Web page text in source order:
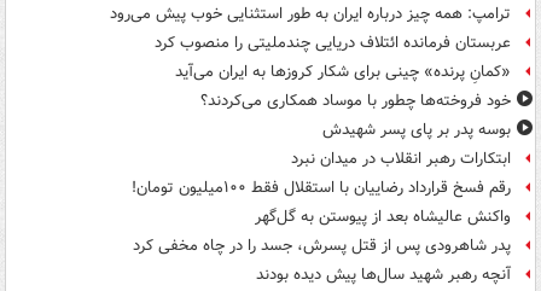
ترامپ: همه چیز درباره ایران به طور استثنایی خوب پیش می‌رود
عربستان فرمانده ائتلاف دریایی چندملیتی را منصوب کرد
«کمانِ پرنده» چینی برای شکار کروزها به ایران می‌آید
خود فروخته‌ها چطور با موساد همکاری می‌کردند؟
بوسه‌ پدر بر پای پسر شهیدش
ابتکارات رهبر انقلاب در میدان نبرد
رقم فسخ قرارداد رضاییان با استقلال فقط ۱۰۰میلیون تومان!
واکنش عالیشاه بعد از پیوستن به گل‌گهر
پدر شاهرودی پس از قتل پسرش، جسد را در چاه مخفی کرد
آنچه رهبر شهید سال‌ها پیش دیده بودند